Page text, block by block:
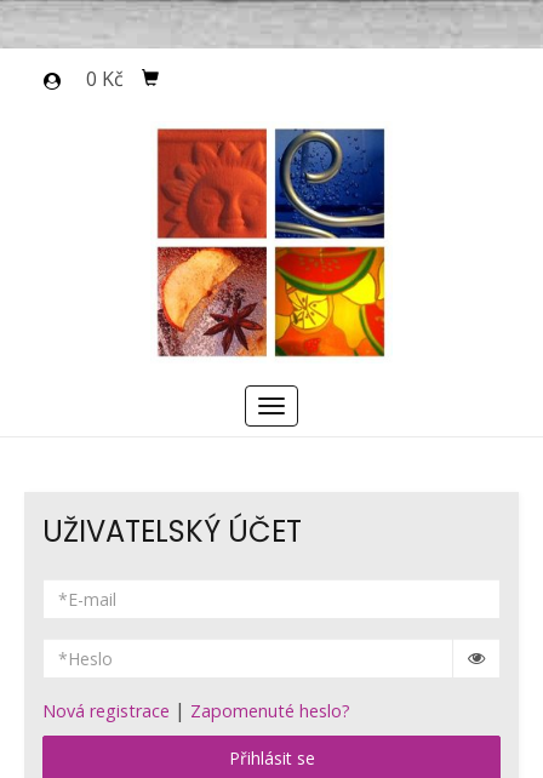
0 Kč
Menu
UŽIVATELSKÝ ÚČET
Nová registrace | Zapomenuté heslo?
Přihlásit se